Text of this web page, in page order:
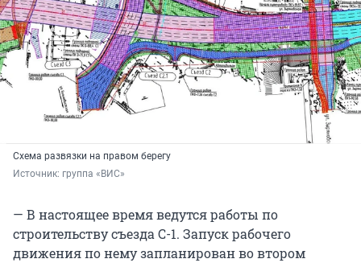
Схема развязки на правом берегу
Источник: группа «ВИС»
— В настоящее время ведутся работы по
строительству съезда С-1. Запуск рабочего
движения по нему запланирован во втором